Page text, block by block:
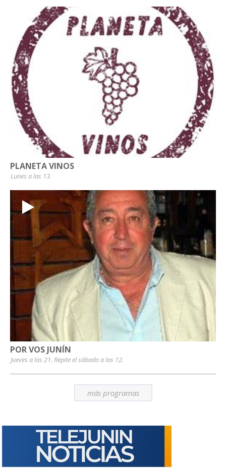
PLANETA VINOS
Lunes a las 13.
POR VOS JUNÍN
Jueves a las 21. Repite el sábado a las 12.
más programas